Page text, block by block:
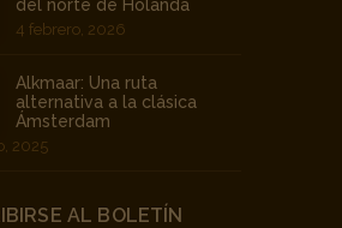
del norte de Holanda
4 febrero, 2026
Alkmaar: Una ruta
alternativa a la clásica
Ámsterdam
2025
AL BOLETÍN